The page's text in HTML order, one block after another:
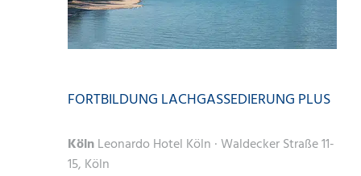
FORTBILDUNG LACHGASSEDIERUNG PLUS
KölnLeonardo Hotel Köln · Waldecker Straße 11-
15, Köln